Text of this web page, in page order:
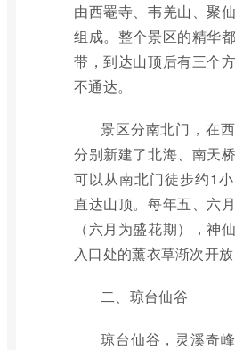
由西罨寺、韦羌山、聚
组成。整个景区的精华
带，到达山顶后有三个
不通达。
景区分南北门，在
分别新建了北海、南天
可以从南北门徒步约1
直达山顶。每年五、六
（六月为盛花期），神
入口处的薰衣草渐次开放
二、琼台仙谷
琼台仙谷，灵溪奇